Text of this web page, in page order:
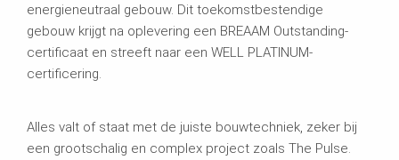
energieneutraal gebouw. Dit toekomstbestendige
gebouw krijgt na oplevering een BREAAM Outstanding-
certificaat en streeft naar een WELL PLATINUM-
certificering.
Alles valt of staat met de juiste bouwtechniek, zeker bij
een grootschalig en complex project zoals The Pulse.